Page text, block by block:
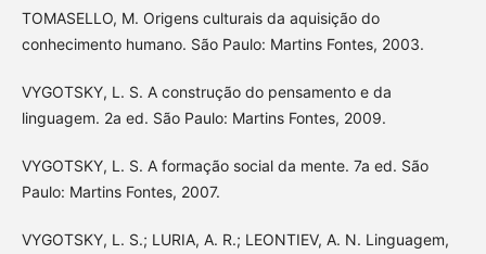
TOMASELLO, M. Origens culturais da aquisição do
conhecimento humano. São Paulo: Martins Fontes, 2003.
VYGOTSKY, L. S. A construção do pensamento e da
linguagem. 2a ed. São Paulo: Martins Fontes, 2009.
VYGOTSKY, L. S. A formação social da mente. 7a ed. São
Paulo: Martins Fontes, 2007.
VYGOTSKY, L. S.; LURIA, A. R.; LEONTIEV, A. N. Linguagem,